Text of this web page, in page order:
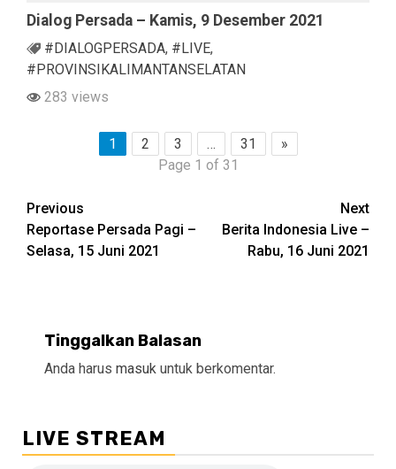
Dialog Persada – Kamis, 9 Desember 2021
#DIALOGPERSADA, #LIVE,
#PROVINSIKALIMANTANSELATAN
283 views
1 2 3 … 31
»
Page 1 of 31
Continue
Reading
Previous
Reportase Persada Pagi –
Selasa, 15 Juni 2021
Next
Berita Indonesia Live –
Rabu, 16 Juni 2021
Tinggalkan Balasan
Anda harus masuk untuk berkomentar.
LIVE STREAM